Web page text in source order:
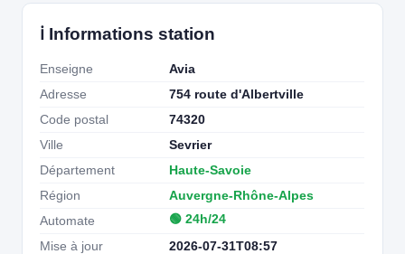
ℹ️ Informations station
Enseigne
Avia
Adresse
754 route d'Albertville
Code postal
74320
Ville
Sevrier
Département
Haute-Savoie
Région
Auvergne-Rhône-Alpes
Automate
🟢 24h/24
Mise à jour
2026-07-31T08:57